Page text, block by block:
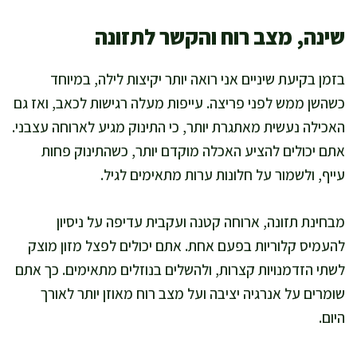
שינה, מצב רוח והקשר לתזונה
בזמן בקיעת שיניים אני רואה יותר יקיצות לילה, במיוחד
כשהשן ממש לפני פריצה. עייפות מעלה רגישות לכאב, ואז גם
האכילה נעשית מאתגרת יותר, כי התינוק מגיע לארוחה עצבני.
אתם יכולים להציע האכלה מוקדם יותר, כשהתינוק פחות
עייף, ולשמור על חלונות ערות מתאימים לגיל.
מבחינת תזונה, ארוחה קטנה ועקבית עדיפה על ניסיון
להעמיס קלוריות בפעם אחת. אתם יכולים לפצל מזון מוצק
לשתי הזדמנויות קצרות, ולהשלים בנוזלים מתאימים. כך אתם
שומרים על אנרגיה יציבה ועל מצב רוח מאוזן יותר לאורך
היום.